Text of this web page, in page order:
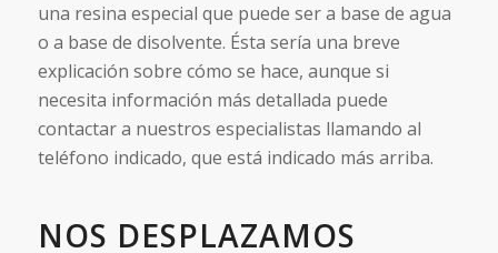
una resina especial que puede ser a base de agua
o a base de disolvente. Ésta sería una breve
explicación sobre cómo se hace, aunque si
necesita información más detallada puede
contactar a nuestros especialistas llamando al
teléfono indicado, que está indicado más arriba.
NOS DESPLAZAMOS